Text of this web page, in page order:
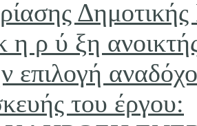
η ρ ύ ξη
επιλογή
του έργου: